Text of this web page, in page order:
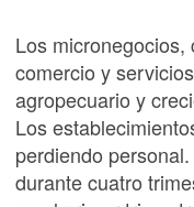
Los
comercio y
agropecuario y
Los
perdiendo
durante cuatro